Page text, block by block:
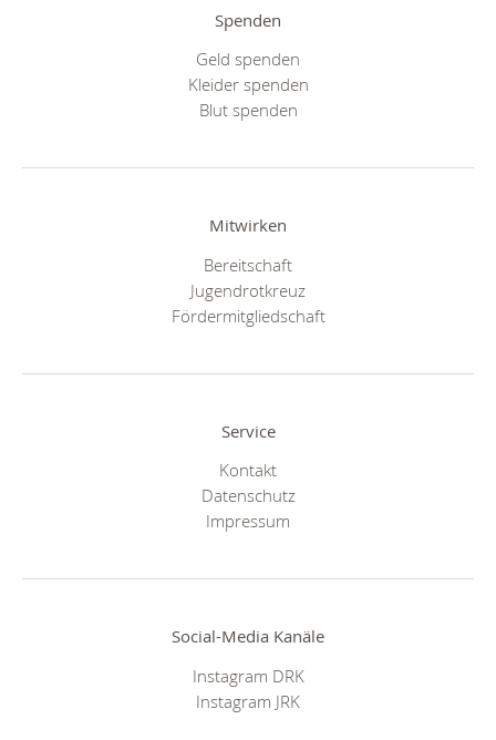
Spenden
Geld spenden
Kleider spenden
Blut spenden
Mitwirken
Bereitschaft
Jugendrotkreuz
Fördermitgliedschaft
Service
Kontakt
Datenschutz
Impressum
Social-Media Kanäle
Instagram DRK
Instagram JRK